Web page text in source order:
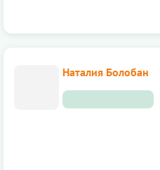
Наталия Болобан